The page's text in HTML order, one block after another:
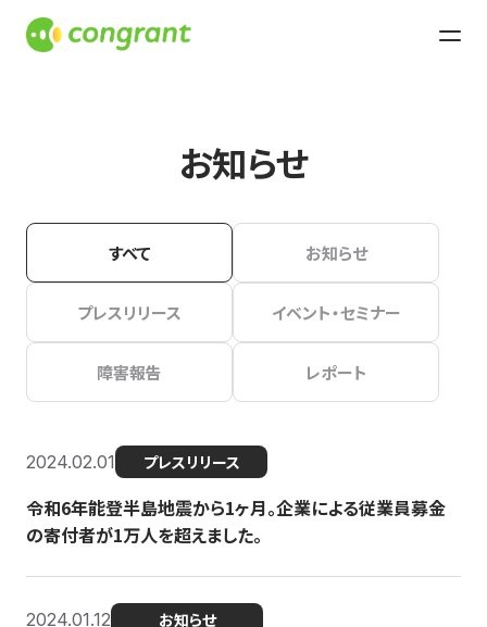
お知らせ
すべて お知らせ
プレスリリース イベント・セミナー
障害報告 レポート
2024.02.01 プレスリリース
令和6年能登半島地震から1ヶ月。企業による従業員募金
の寄付者が1万人を超えました。
2024.01.12 お知らせ